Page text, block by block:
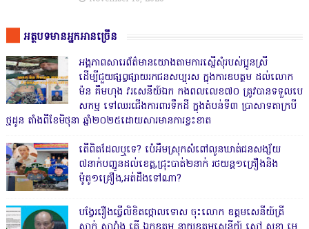
អត្ថបទមានអ្នកអានច្រើន
អង្គភាពសារេព័ត៌មានយោងតាមការស្នើសុំរបស់ប្អូនស្រី
ដើម្បីជួយផ្សព្វផ្សាយរកជនសប្បុរស ក្នុងការឧបត្ថម ដល់លោក
ម៉ន គឹមហុង វរសេនីយ៍ឯក កងពលលេខ៧០ ត្រូវបានទទួលបេ
សកម្ម ទៅឈរជើងការពារទឹកដី ក្នុងតំបន់ទី៣ ប្រាសាទតាក្របី
ថ្មដូន តាំងពីខែមិថុនា ឆ្នាំ២០២៥ដោយសារមានការខ្វះខាត
តើពិតដែលឬទេ? ប៉េអឹមស្រុកសំពៅលូនឃាត់ជនសង្ស័យ
៧នាក់បញ្ជូនដល់ខេត្ត,ជ្រុះបាត់២នាក់ រថយន្ត១គ្រឿងនិង
ម៉ូតូ១គ្រឿង,អត់ដឹងទៅណា?
បង្វែររឿងធ្វើលិខិតថ្កោលទោស ចុះលោក ឧត្តមសេនីយ៍ត្រី